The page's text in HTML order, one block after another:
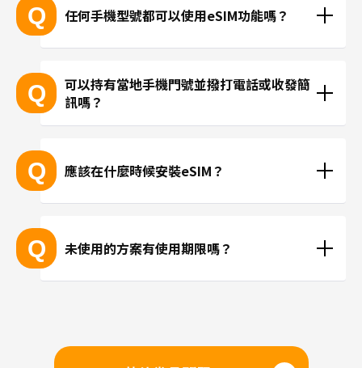
Q 任何手機型號都可以使用eSIM功能嗎？
※產品推陳出新，可能無法列出所有最新的型號。
※無法透過個別的查詢確認您的設備是否支援eSIM功
能。
Q
可以持有當地手機門號並撥打電話或收發簡
訊嗎？
LINE或Instagram等使用網路連線進行通話。
Q 應該在什麼時候安裝eSIM？
問題。若擔心當地機場的WiFi速度不夠快，建議您在
國內完成安裝和設定，在當地進行切換eSIM即可。
Q 未使用的方案有使用期限嗎？